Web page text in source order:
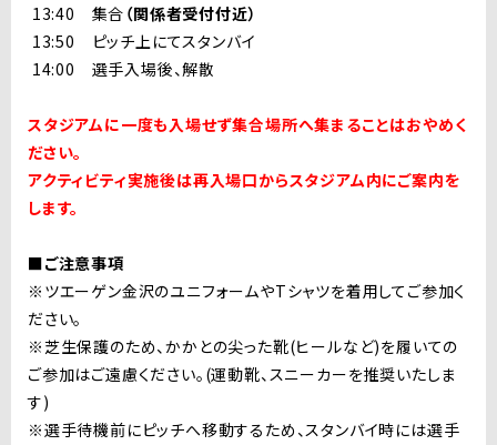
13:40 集合 （関係者受付付近）
13:50 ピッチ上にてスタンバイ
14:00 選手入場後、解散
スタジアムに一度も入場せず集合場所へ集まることはおやめく
ださい。
アクティビティ実施後は再入場口からスタジアム内にご案内を
します。
■ご注意事項
※ツエーゲン金沢のユニフォームやTシャツを着用してご参加く
ださい。
※芝生保護のため、かかとの尖った靴(ヒールなど)を履いての
ご参加はご遠慮ください。(運動靴、スニーカーを推奨いたしま
す)
※選手待機前にピッチへ移動するため、スタンバイ時には選手